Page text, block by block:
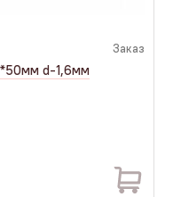
Заказ
d-1,6мм